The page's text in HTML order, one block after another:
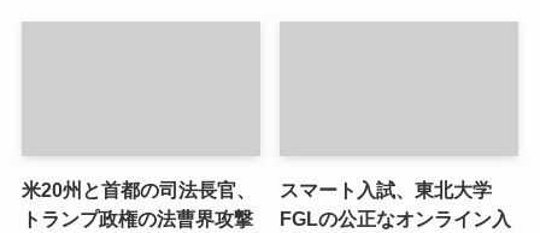
米20州と首都の司法長官、
トランプ政権の法曹界攻撃
スマート入試、東北大学
FGLの公正なオンライン入